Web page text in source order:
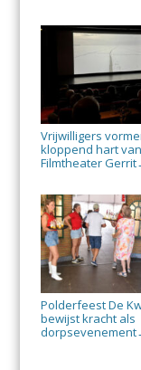
Vrijwilligers
kloppend hart van
Filmtheater Gerrit
Polderfeest De
bewijst kracht als
dorpsevenement